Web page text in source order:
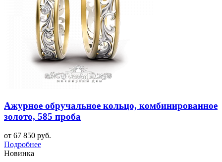
Ажурное обручальное кольцо, комбинированное
золото, 585 проба
от 67 850 руб.
Подробнее
Новинка